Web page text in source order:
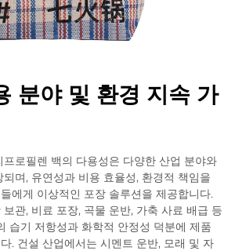
분야 및 환경 지속 가
로필렌 백의 다용성은 다양한 산업 분야와
며, 유연성과 비용 효율성, 환경적 책임을
에게 이상적인 포장 솔루션을 제공합니다.
관, 비료 포장, 곡물 운반, 가축 사료 배급 등
습기 저항성과 화학적 안정성 덕분에 제품
. 건설 산업에서는 시멘트 운반, 모래 및 자